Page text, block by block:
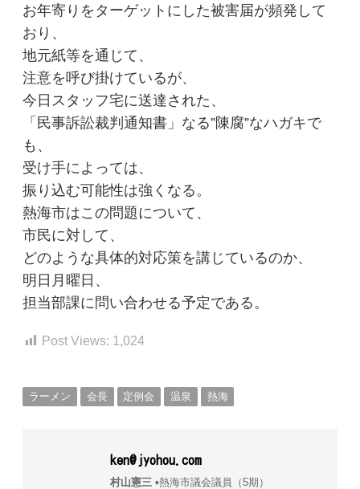
お年寄りをターゲットにした被害届が頻発して
おり、
地元紙等を通じて、
注意を呼び掛けているが、
今日スタッフ宅に送達された、
「民事訴訟裁判通知書」なる”陳腐”なハガキで
も、
受け手によっては、
振り込む可能性は強くなる。
熱海市はこの問題について、
市民に対して、
どのような具体的対応策を講じているのか、
明日月曜日、
担当部課に問い合わせる予定である。
Post Views: 1,024
ラーメン 会長 定例会 温泉 熱海
ken@jyohou.com
村山憲三▪︎熱海市議会議員（5期）